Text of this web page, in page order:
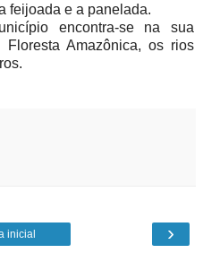
feijoada e a panelada.
encontra-se na sua
Amazônica, os rios
›
inicial